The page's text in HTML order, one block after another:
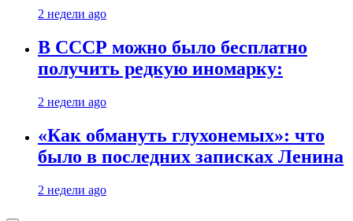
2 недели ago
В СССР можно было бесплатно
получить редкую иномарку:
2 недели ago
«Как обмануть глухонемых»: что
было в последних записках Ленина
2 недели ago